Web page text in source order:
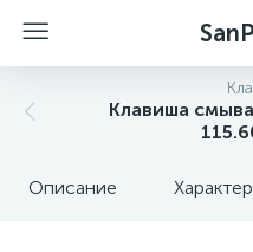
Клавиша
Описание